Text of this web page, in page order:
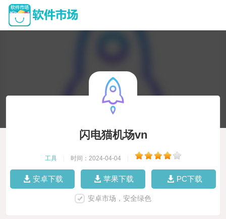
闪电猫机场vn
工具 时间：2024-04-04
安卓下载 苹果下载 PC下载
安卓市场，安全绿色